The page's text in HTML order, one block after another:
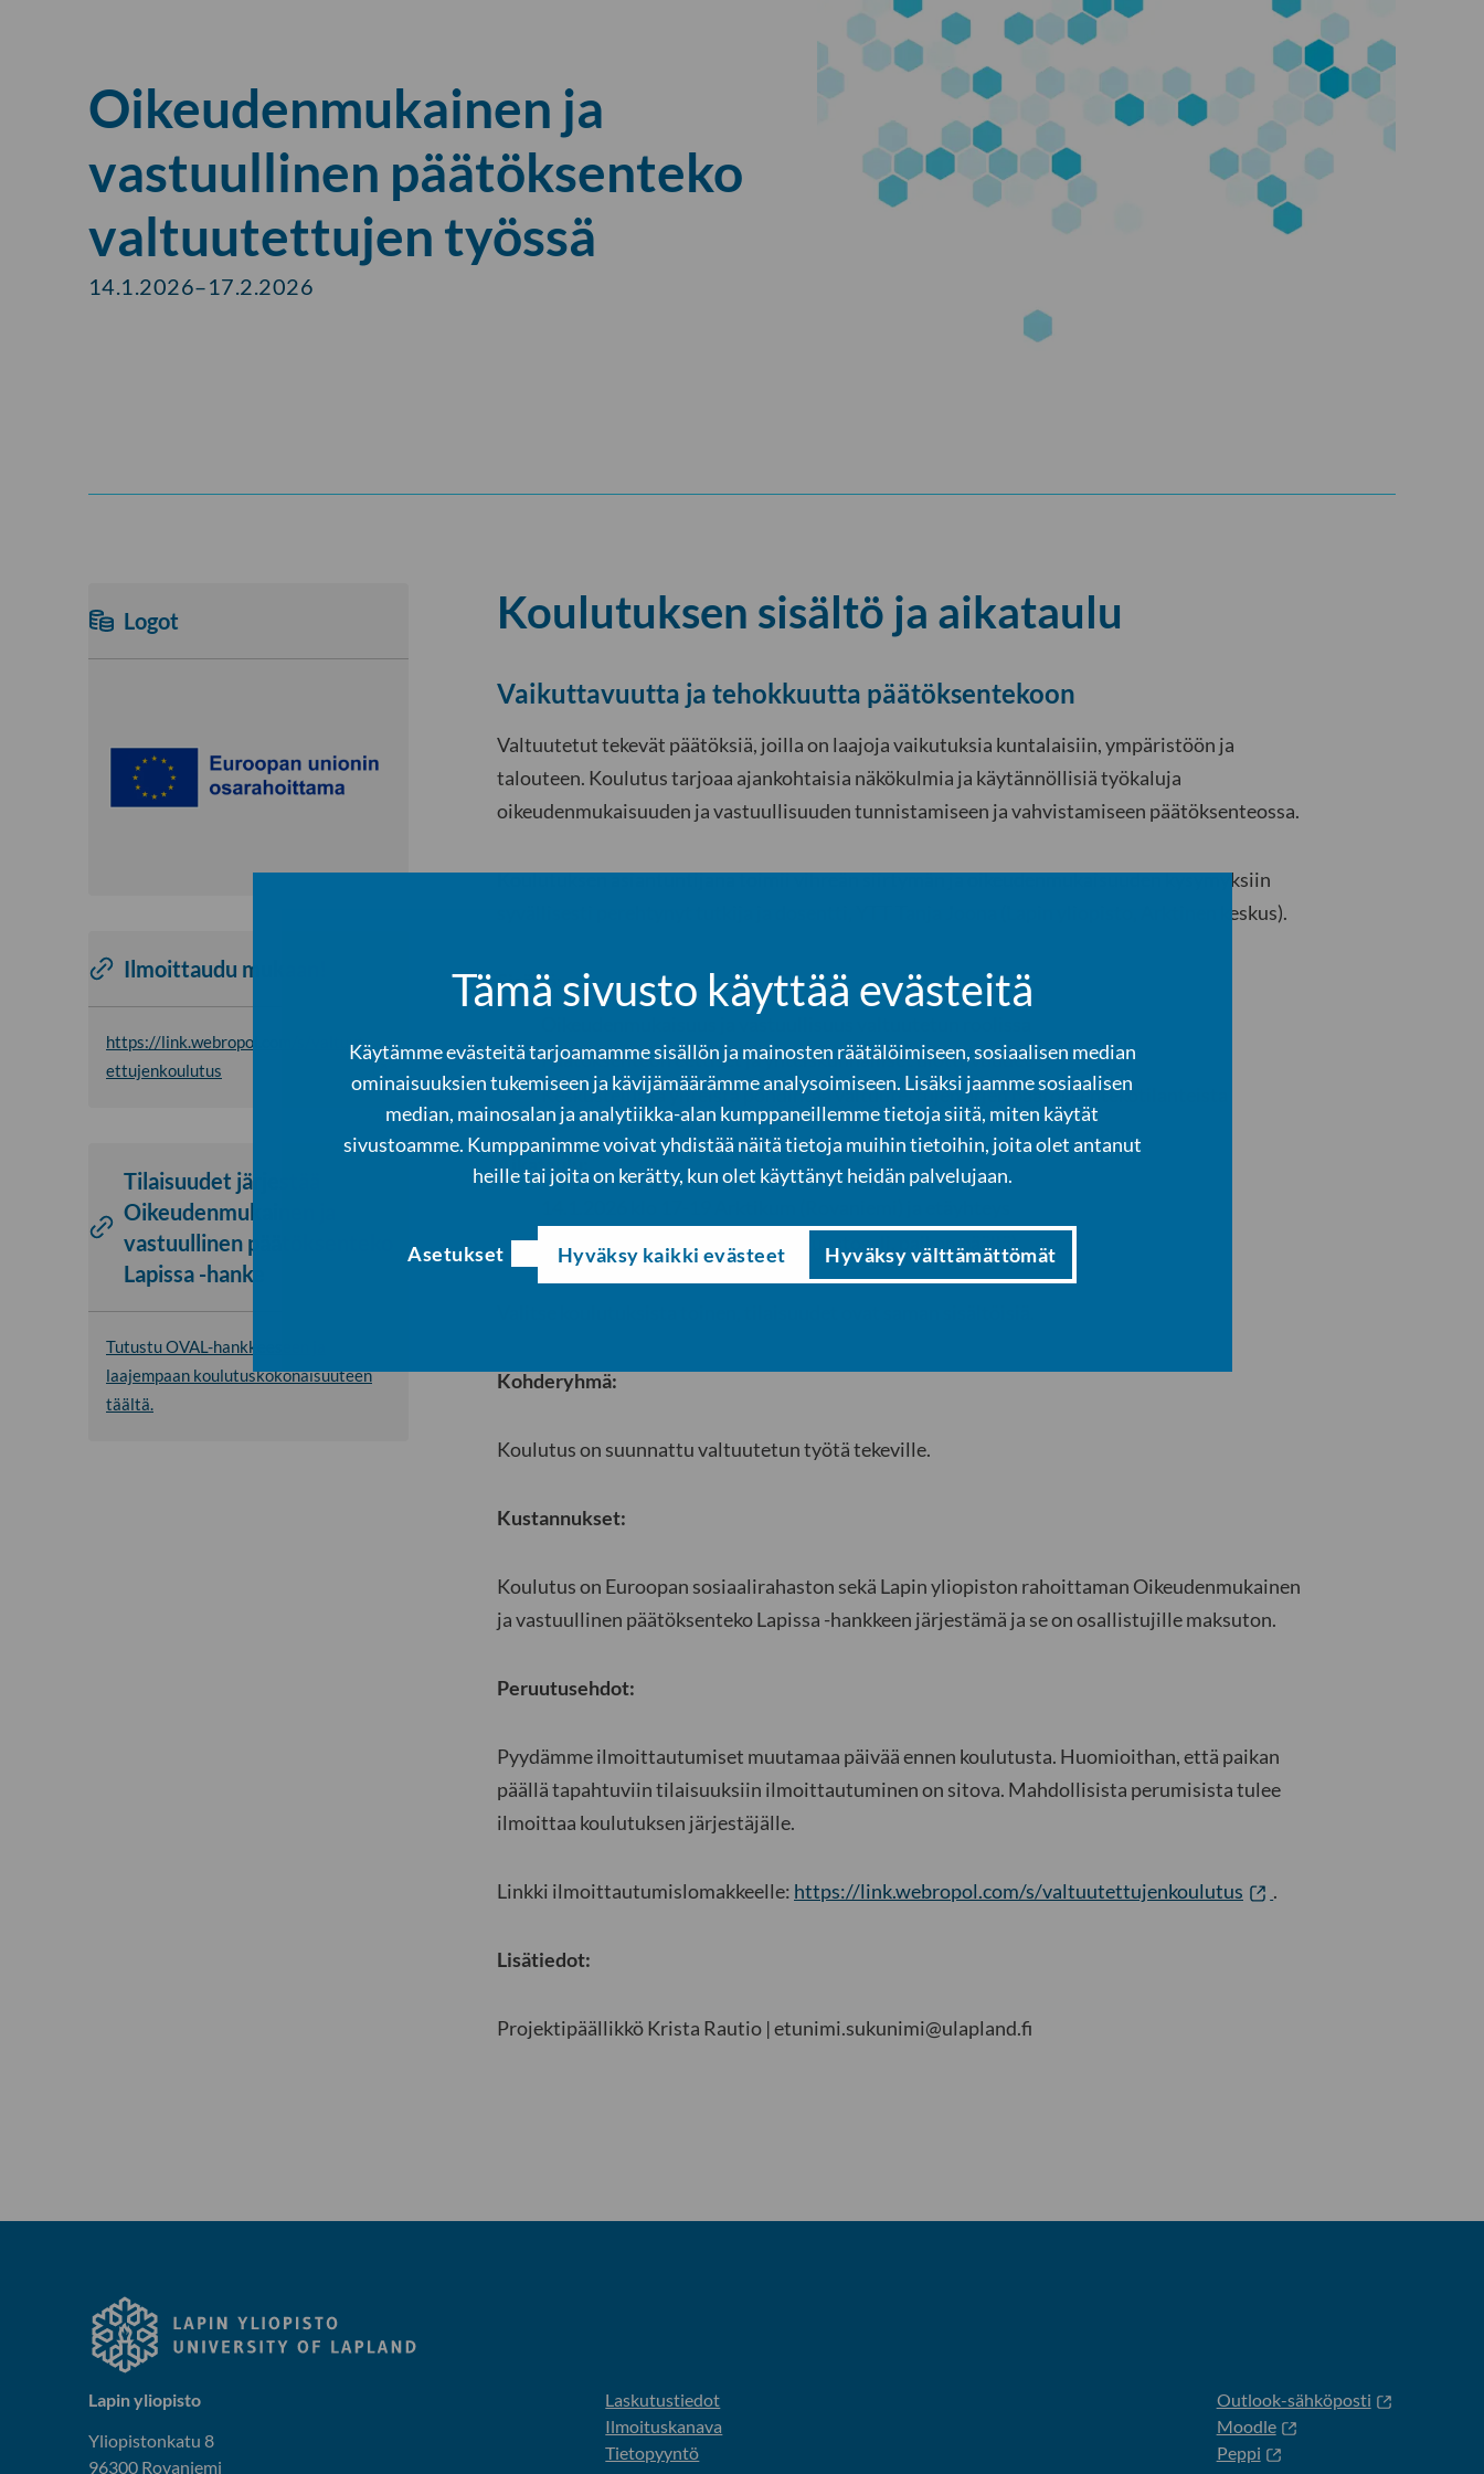
Tämä sivusto käyttää evästeitä
Käytämme evästeitä tarjoamamme sisällön ja mainosten räätälöimiseen, sosiaalisen median
ominaisuuksien tukemiseen ja kävijämäärämme analysoimiseen. Lisäksi jaamme sosiaalisen
median, mainosalan ja analytiikka-alan kumppaneillemme tietoja siitä, miten käytät
sivustoamme. Kumppanimme voivat yhdistää näitä tietoja muihin tietoihin, joita olet antanut
heille tai joita on kerätty, kun olet käyttänyt heidän palvelujaan.
Hyväksy välttämättömät
Hyväksy kaikki evästeet
Asetukset
Oikeudenmukainen ja
vastuullinen päätöksenteko
valtuutettujen työssä
14.1.2026–17.2.2026
Logot
Ilmoittaudu mukaan!
https://link.webropol.com/s/valtuut
ettujenkoulutus
Tilaisuudet järjestää
Oikeudenmukainen ja
vastuullinen päätöksenteko
Lapissa -hanke
Tutustu OVAL-hankkeeseen ja
laajempaan koulutuskokonaisuuteen
täältä.
Koulutuksen sisältö ja aikataulu
Vaikuttavuutta ja tehokkuutta päätöksentekoon
Valtuutetut tekevät päätöksiä, joilla on laajoja vaikutuksia kuntalaisiin, ympäristöön ja
talouteen. Koulutus tarjoaa ajankohtaisia näkökulmia ja käytännöllisiä työkaluja
oikeudenmukaisuuden ja vastuullisuuden tunnistamiseen ja vahvistamiseen päätöksenteossa.
Koulutuksen asiantuntijana toimii vihreän siirtymän ja oikeudenmukaisuuden kysymyksiin
syvällisesti perehtynyt tutkija ja dosentti, YTT Tanja Joona (Lapin yliopisto, Arktinen keskus).
Sisältö:
Päätöksenteon eettiset ja yhteiskunnalliset ulottuvuudet
Keskustelua ja yhteistä pohdintaa valtuutettujen arjen päätöksentekotilanteista
Aikataulu:
17.2.2026 klo 17-19 Ranua (valtuustosali, paikan päällä)
Kohderyhmä:
Koulutus on suunnattu valtuutetun työtä tekeville.
Kustannukset:
Koulutus on Euroopan sosiaalirahaston sekä Lapin yliopiston rahoittaman Oikeudenmukainen
ja vastuullinen päätöksenteko Lapissa -hankkeen järjestämä ja se on osallistujille maksuton.
Peruutusehdot:
Pyydämme ilmoittautumiset muutamaa päivää ennen koulutusta. Huomioithan, että paikan
päällä tapahtuviin tilaisuuksiin ilmoittautuminen on sitova. Mahdollisista perumisista tulee
ilmoittaa koulutuksen järjestäjälle.
Linkki ilmoittautumislomakkeelle: https://link.webropol.com/s/valtuutettujenkoulutus .
Lisätiedot:
Projektipäällikkö Krista Rautio | etunimi.sukunimi@ulapland.fi
Lapin yliopisto
Yliopistonkatu 8
96300 Rovaniemi
Laskutustiedot
Ilmoituskanava
Tietopyyntö
Outlook-sähköposti
Moodle
Peppi